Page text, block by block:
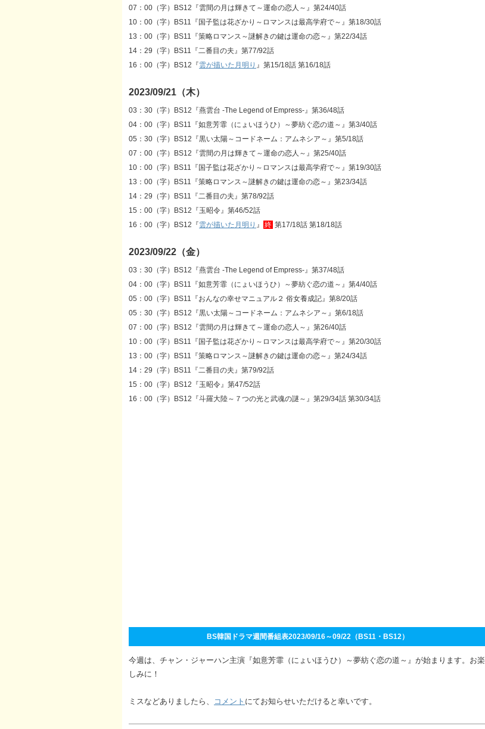
07：00（字）BS12『雲間の月は輝きて～運命の恋人～』第24/40話
10：00（字）BS11『国子監は花ざかり～ロマンスは最高学府で～』第18/30話
13：00（字）BS11『策略ロマンス～謎解きの鍵は運命の恋～』第22/34話
14：29（字）BS11『二番目の夫』第77/92話
16：00（字）BS12『雲が描いた月明り 』第15/18話 第16/18話
2023/09/21（木）
03：30（字）BS12『燕雲台 -The Legend of Empress-』第36/48話
04：00（字）BS11『如意芳霏（にょいほうひ）～夢紡ぐ恋の道～』第3/40話
05：30（字）BS12『黒い太陽～コードネーム：アムネシア～』第5/18話
07：00（字）BS12『雲間の月は輝きて～運命の恋人～』第25/40話
10：00（字）BS11『国子監は花ざかり～ロマンスは最高学府で～』第19/30話
13：00（字）BS11『策略ロマンス～謎解きの鍵は運命の恋～』第23/34話
14：29（字）BS11『二番目の夫』第78/92話
15：00（字）BS12『玉昭令』第46/52話
16：00（字）BS12『雲が描いた月明り 』 終 第17/18話 第18/18話
2023/09/22（金）
03：30（字）BS12『燕雲台 -The Legend of Empress-』第37/48話
04：00（字）BS11『如意芳霏（にょいほうひ）～夢紡ぐ恋の道～』第4/40話
05：00（字）BS11『おんなの幸せマニュアル２ 俗女養成記』第8/20話
05：30（字）BS12『黒い太陽～コードネーム：アムネシア～』第6/18話
07：00（字）BS12『雲間の月は輝きて～運命の恋人～』第26/40話
10：00（字）BS11『国子監は花ざかり～ロマンスは最高学府で～』第20/30話
13：00（字）BS11『策略ロマンス～謎解きの鍵は運命の恋～』第24/34話
14：29（字）BS11『二番目の夫』第79/92話
15：00（字）BS12『玉昭令』第47/52話
16：00（字）BS12『斗羅大陸～７つの光と武魂の謎～』第29/34話 第30/34話
BS韓国ドラマ週間番組表2023/09/16～09/22（BS11・BS12）
今週は、チャン・ジャーハン主演『如意芳霏（にょいほうひ）～夢紡ぐ恋の道～』が始まります。お楽
しみに！
ミスなどありましたら、 コメント にてお知らせいただけると幸いです。